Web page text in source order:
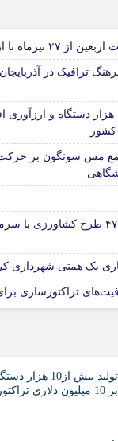
به شش درصد شیر
تا اربعین حسینی
ترافیک در
کشور
مس سونگون بر حرکت
بهره‌برداری از ۴۷ طرح
یک همتی شهرداری
تراکتورسازی
تولید بیش
بر 10 میلیون دلاری تراکتور برای کشور